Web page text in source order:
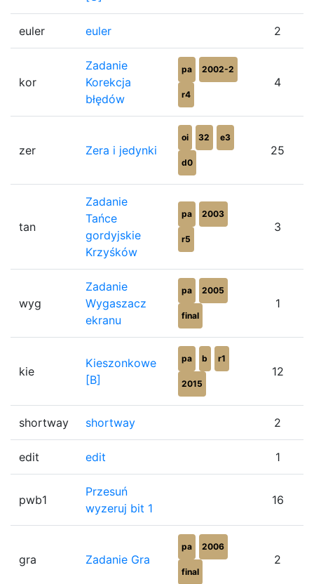
euler euler 2
kor
Zadanie
Korekcja
błędów
pa 2002-2
r4
4
zer Zera i jedynki
oi 32 e3
d0
25
tan
Zadanie
Tańce
gordyjskie
Krzyśków
pa 2003
r5
3
wyg
Zadanie
Wygaszacz
ekranu
pa 2005
final
1
kie
Kieszonkowe
[B]
pa b r1
2015
12
shortway shortway 2
edit edit 1
pwb1
Przesuń
wyzeruj bit 1
16
gra Zadanie Gra
pa 2006
final
2